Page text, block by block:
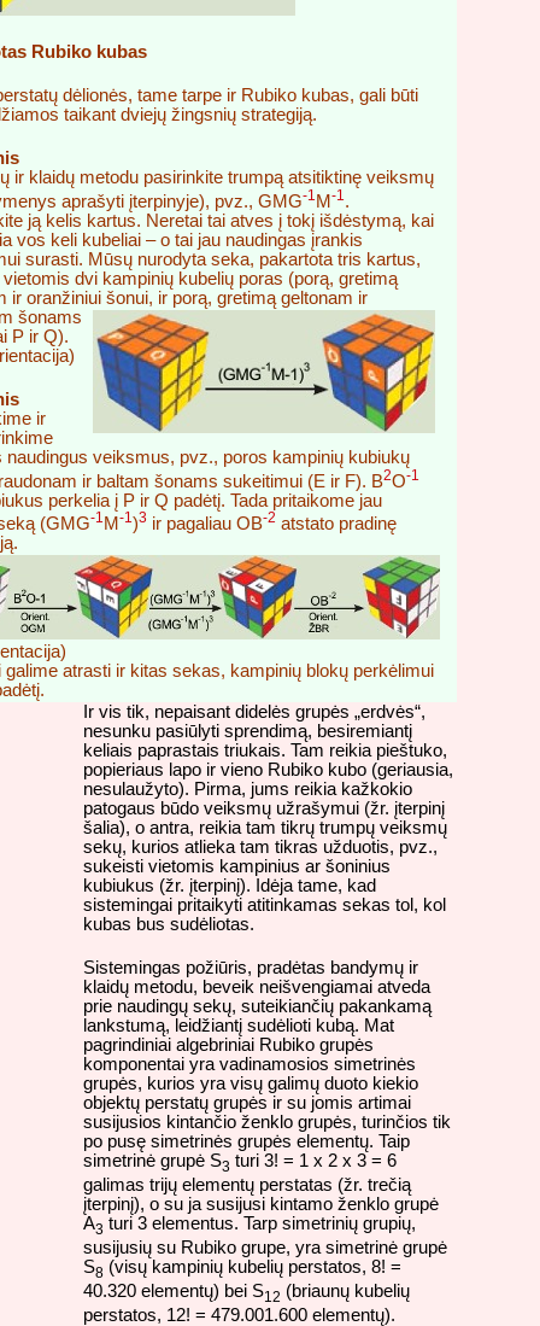
Rubiko kubas
dėlionės, tame tarpe ir Rubiko kubas, gali būti
taikant dviejų žingsnių strategiją.
ir klaidų metodu pasirinkite trumpą atsitiktinę veiksmų
aprašyti įterpinyje), pvz., GMG-1 M -1.
ją kelis kartus. Neretai tai atves į tokį išdėstymą, kai
vos keli kubeliai – o tai jau naudingas įrankis
surasti. Mūsų nurodyta seka, pakartota tris kartus,
dvi kampinių kubelių poras (porą, gretimą
ir oranžiniui šonui, ir porą, gretimą geltonam ir
šonams
P ir Q).
ir
naudingus veiksmus, pvz., poros kampinių kubiukų
ir baltam šonams sukeitimui (E ir F). B2O-1
perkelia į P ir Q padėtį. Tada pritaikome jau
(GMG-1 M -1)3 ir pagaliau OB-2 atstato pradinę
galime atrasti ir kitas sekas, kampinių blokų perkėlimui
Ir vis tik, nepaisant didelės grupės „erdvės“,
nesunku pasiūlyti sprendimą, besiremiantį
keliais paprastais triukais. Tam reikia pieštuko,
popieriaus lapo ir vieno Rubiko kubo (geriausia,
nesulaužyto). Pirma, jums reikia kažkokio
patogaus būdo veiksmų užrašymui (žr. įterpinį
šalia), o antra, reikia tam tikrų trumpų veiksmų
sekų, kurios atlieka tam tikras užduotis, pvz.,
sukeisti vietomis kampinius ar šoninius
kubiukus (žr. įterpinį). Idėja tame, kad
sistemingai pritaikyti atitinkamas sekas tol, kol
kubas bus sudėliotas.
Sistemingas požiūris, pradėtas bandymų ir
klaidų metodu, beveik neišvengiamai atveda
prie naudingų sekų, suteikiančių pakankamą
lankstumą, leidžiantį sudėlioti kubą. Mat
pagrindiniai algebriniai Rubiko grupės
komponentai yra vadinamosios simetrinės
grupės, kurios yra visų galimų duoto kiekio
objektų perstatų grupės ir su jomis artimai
susijusios kintančio ženklo grupės, turinčios tik
po pusę simetrinės grupės elementų. Taip
simetrinė grupė S3 turi 3! = 1 x 2 x 3 = 6
galimas trijų elementų perstatas (žr. trečią
įterpinį), o su ja susijusi kintamo ženklo grupė
A3 turi 3 elementus. Tarp simetrinių grupių,
susijusių su Rubiko grupe, yra simetrinė grupė
S8 (visų kampinių kubelių perstatos, 8! =
40.320 elementų) bei S12 (briaunų kubelių
perstatos, 12! = 479.001.600 elementų).